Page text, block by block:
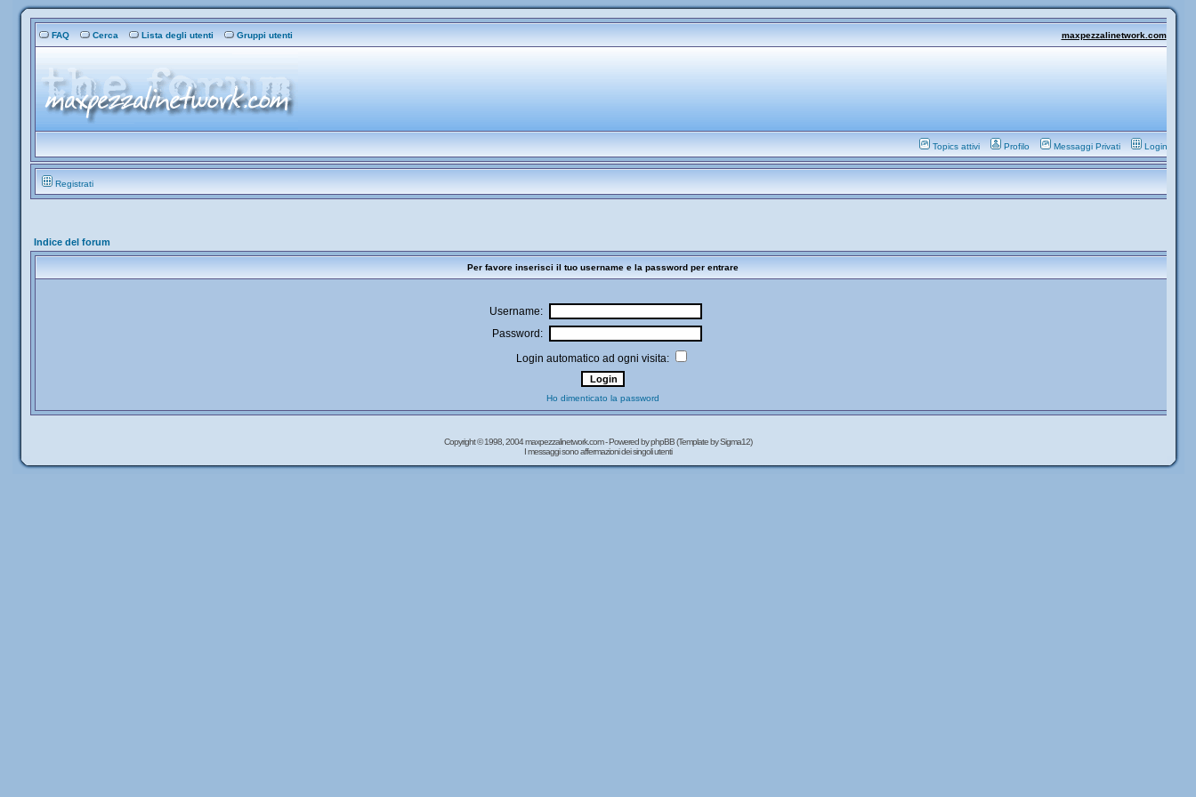
FAQ Cerca Lista degli utenti Gruppi utenti maxpezzalinetwork.com
Topics attivi Profilo Messaggi Privati Login
Registrati
Indice del forum
Per favore inserisci il tuo username e la password per entrare
Username:
Password:
Login automatico ad ogni visita:
Ho dimenticato la password
Copyright © 1998, 2004 maxpezzalinetwork.com - Powered byphpBB(Template by Sigma12)
I messaggi sono affermazioni dei singoli utenti